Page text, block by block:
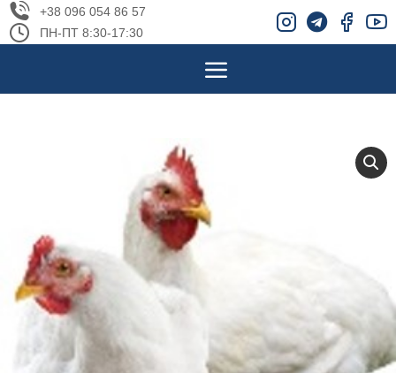
+38 096 054 86 57
ПН-ПТ 8:30-17:30